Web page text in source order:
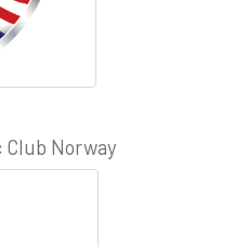
Club Norway